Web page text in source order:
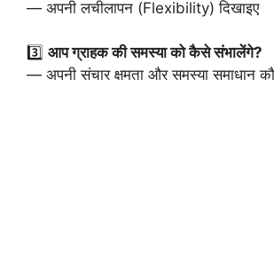
— अपनी लचीलापन (Flexibility) दिखाइए
3️⃣ आप ग्राहक की समस्या को कैसे संभालेंगे?
— अपनी संचार क्षमता और समस्या समाधान